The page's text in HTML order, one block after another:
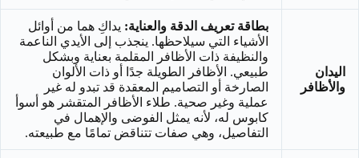
اليدان
والأظافر
بطاقة تعريف الدقة والعناية: يداكِ هما من أوائل
الأشياء التي سيلاحظها. ينجذب إلى الأيدي الناعمة
والنظيفة ذات الأظافر المقلمة بعناية وبشكل
طبيعي. الأظافر الطويلة جدًا أو ذات الألوان
الصارخة أو التصاميم المعقدة قد تبدو له غير
عملية وغير صحية. طلاء الأظافر المتقشر هو أسوأ
كابوس له، لأنه يمثل الفوضى والإهمال في
التفاصيل، وهي صفات تتناقض تمامًا مع طبيعته.